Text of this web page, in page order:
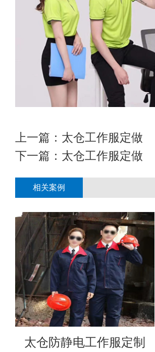
上一篇： 太仓工作服定做
下一篇： 太仓工作服定做
相关案例
太仓防静电工作服定制